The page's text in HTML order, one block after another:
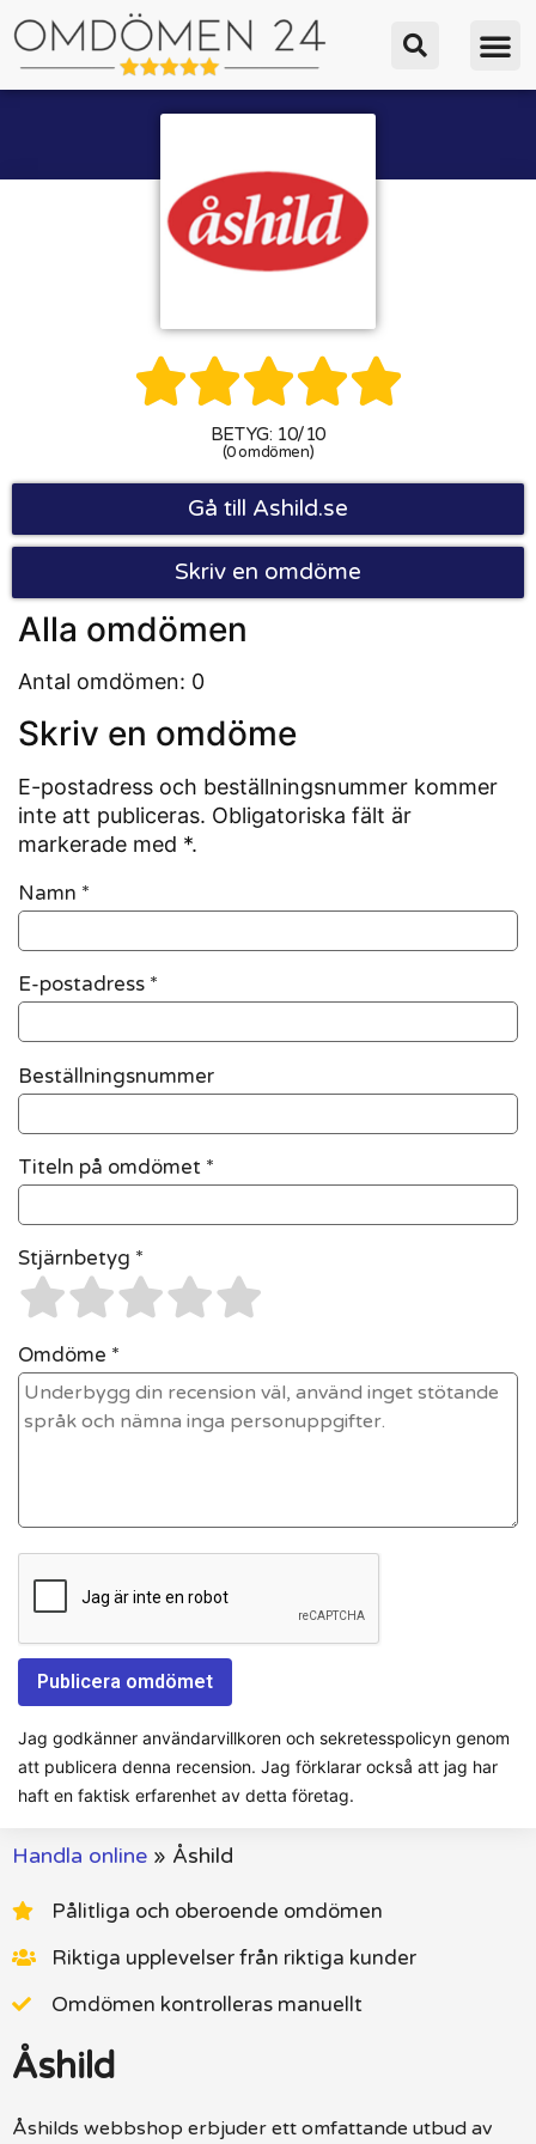

BETYG: 10/10
(0 omdömen)
Gå till Ashild.se
Skriv en omdöme
Alla omdömen
Antal omdömen: 0
Skriv en omdöme
E-postadress och beställningsnummer kommer
inte att publiceras. Obligatoriska fält är
markerade med *.
Namn *
E-postadress *
Beställningsnummer
Titeln på omdömet *
Stjärnbetyg *
Omdöme *
Jag godkänner användarvillkoren och sekretesspolicyn genom
att publicera denna recension. Jag förklarar också att jag har
haft en faktisk erfarenhet av detta företag.
Handla online » Åshild
Pålitliga och oberoende omdömen
Riktiga upplevelser från riktiga kunder
Omdömen kontrolleras manuellt
Åshild
Åshilds webbshop erbjuder ett omfattande utbud av